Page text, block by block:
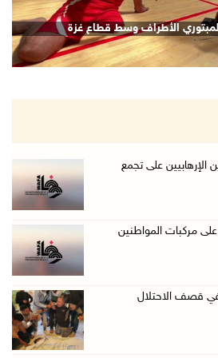
الشجاعية بغزة
الإرهابيين على تجمع
مركبات المواطنين
قصف الاحتلال